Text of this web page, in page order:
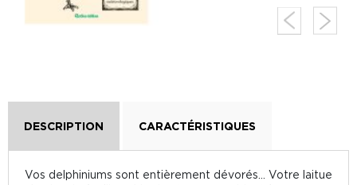
DESCRIPTION CARACTÉRISTIQUES
Vos delphiniums sont entièrement dévorés… Votre laitue